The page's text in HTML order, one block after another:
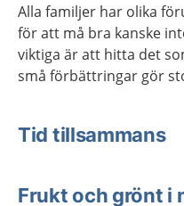
Alla familjer har olika
för att må bra kanske
viktiga är att hitta det
små förbättringar gör
Tid tillsammans
Frukt och grönt i